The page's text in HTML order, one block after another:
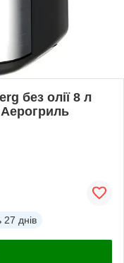
без олії 8 л
27 днів